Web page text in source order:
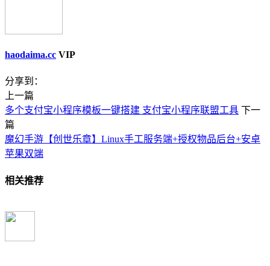
haodaima.cc VIP
分享到：
上一篇
多个支付宝小程序模板一键搭建 支付宝小程序联盟工具 下一
篇
魔幻手游【创世乐章】Linux手工服务端+授权物品后台+安卓
苹果双端
相关推荐